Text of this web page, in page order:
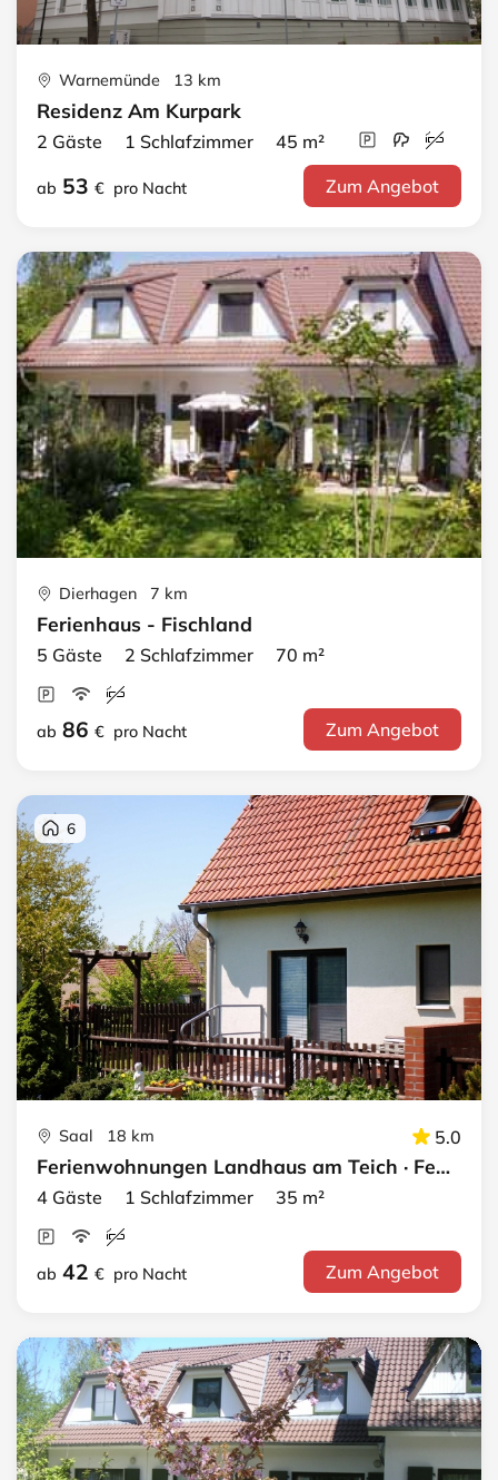
Warnemünde 13 km
Residenz Am Kurpark
2 Gäste 1 Schlafzimmer 45 m²
ab 53 € pro Nacht Zum Angebot
Dierhagen 7 km
Ferienhaus - Fischland
5 Gäste 2 Schlafzimmer 70 m²
ab 86 € pro Nacht Zum Angebot
6
Saal 18 km 5.0
Ferienwohnungen Landhaus am Teich · FeWo orange
4 Gäste 1 Schlafzimmer 35 m²
ab 42 € pro Nacht Zum Angebot